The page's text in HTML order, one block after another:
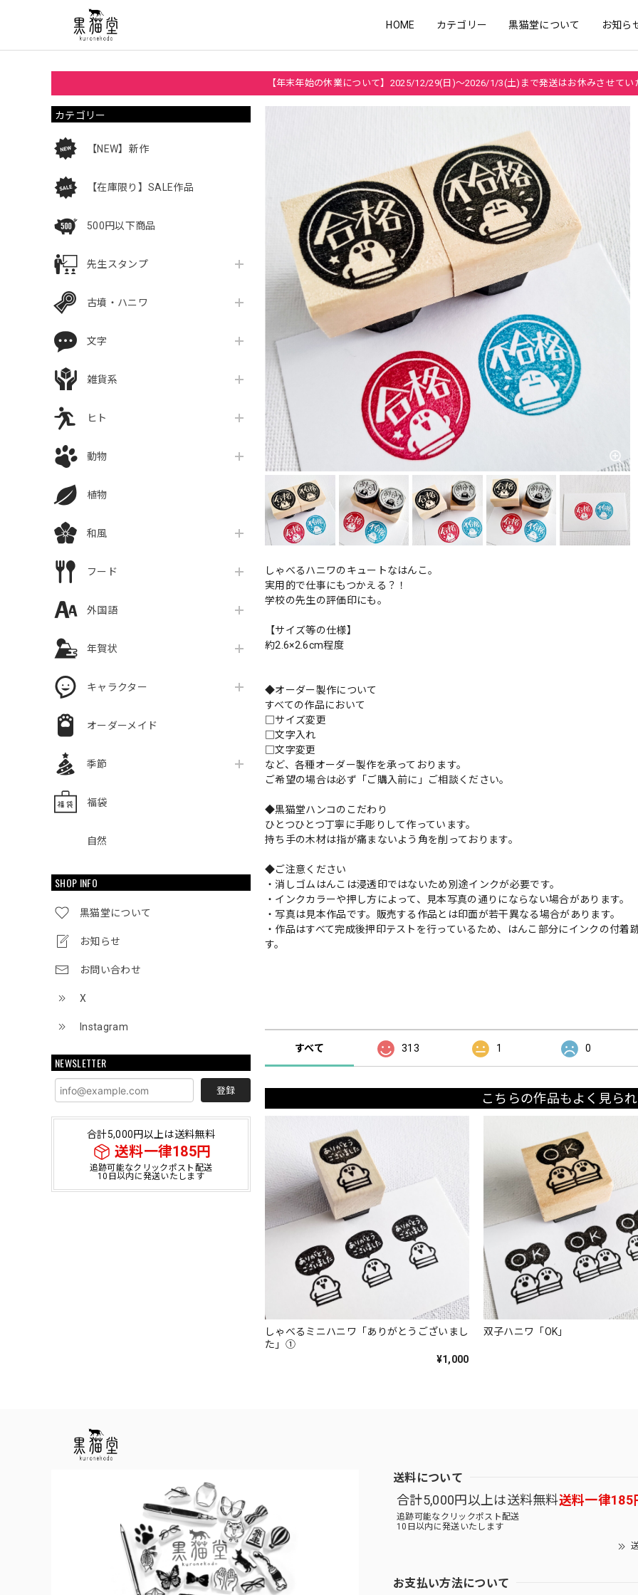
HOME カテゴリー 黒猫堂について お知ら
【年末年始の休業について】2025/12/29(日)～2026/1/3(土)まで発送はお休みさせてい
カテゴリー
【NEW】新作
【在庫限り】SALE作品
500円以下商品
先生スタンプ
古墳・ハニワ
文字
雑貨系
ヒト
動物
植物
和風
フード
外国語
年賀状
キャラクター
オーダーメイド
季節
福袋
自然
SHOP INFO
黒猫堂について
お知らせ
お問い合わせ
X
Instagram
NEWSLETTER
登録
合計5,000円以上は送料無料
送料一律185円
追跡可能なクリックポスト配送
10日以内に発送いたします
しゃべるハニワのキュートなはんこ。
実用的で仕事にもつかえる？！
学校の先生の評価印にも。
【サイズ等の仕様】
約2.6×2.6cm程度
◆オーダー製作について
すべての作品において
□サイズ変更
□文字入れ
□文字変更
など、各種オーダー製作を承っております。
ご希望の場合は必ず「ご購入前に」ご相談ください。
◆黒猫堂ハンコのこだわり
ひとつひとつ丁寧に手彫りして作っています。
持ち手の木材は指が痛まないよう角を削っております。
◆ご注意ください
・消しゴムはんこは浸透印ではないため別途インクが必要です。
・インクカラーや押し方によって、見本写真の通りにならない場合があります。
・写真は見本作品です。販売する作品とは印面が若干異なる場合があります。
・作品はすべて完成後押印テストを行っているため、はんこ部分にインクの付
す。
すべて 313 1 0
こちらの作品もよく見ら
しゃべるミニハニワ「ありがとうございまし
た」①
¥1,000
双子ハニワ「OK」
送料について
合計5,000円以上は送料無料送料一律185
追跡可能なクリックポスト配送
10日以内に発送いたします
お支払い方法について